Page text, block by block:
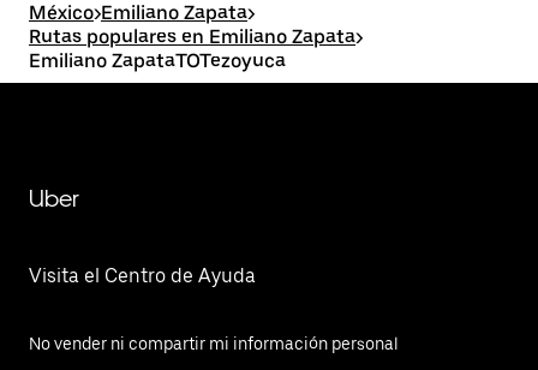
México>Emiliano Zapata>
Rutas populares en Emiliano Zapata>
Emiliano ZapataTOTezoyuca
Uber
Visita el Centro de Ayuda
No vender ni compartir mi información personal